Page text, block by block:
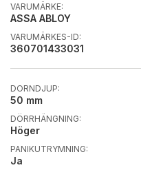
VARUMÄRKE:
ASSA ABLOY
VARUMÄRKES-ID:
360701433031
DORNDJUP:
50 mm
DÖRRHÄNGNING:
Höger
PANIKUTRYMNING:
Ja